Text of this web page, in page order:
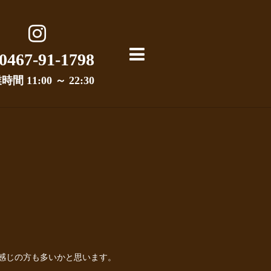
91-1798
間 11:00 ～ 22:30
の方も多いかと思います。